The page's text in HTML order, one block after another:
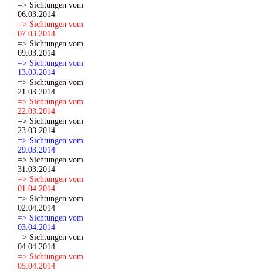
=> Sichtungen vom
06.03.2014
=> Sichtungen vom
07.03.2014
=> Sichtungen vom
09.03.2014
=> Sichtungen vom
13.03.2014
=> Sichtungen vom
21.03.2014
=> Sichtungen vom
22.03.2014
=> Sichtungen vom
23.03.2014
=> Sichtungen vom
29.03.2014
=> Sichtungen vom
31.03.2014
=> Sichtungen vom
01.04.2014
=> Sichtungen vom
02.04.2014
=> Sichtungen vom
03.04.2014
=> Sichtungen vom
04.04.2014
=> Sichtungen vom
05.04.2014